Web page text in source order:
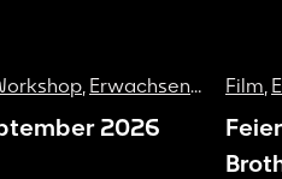
Erwachsene
2026
Film